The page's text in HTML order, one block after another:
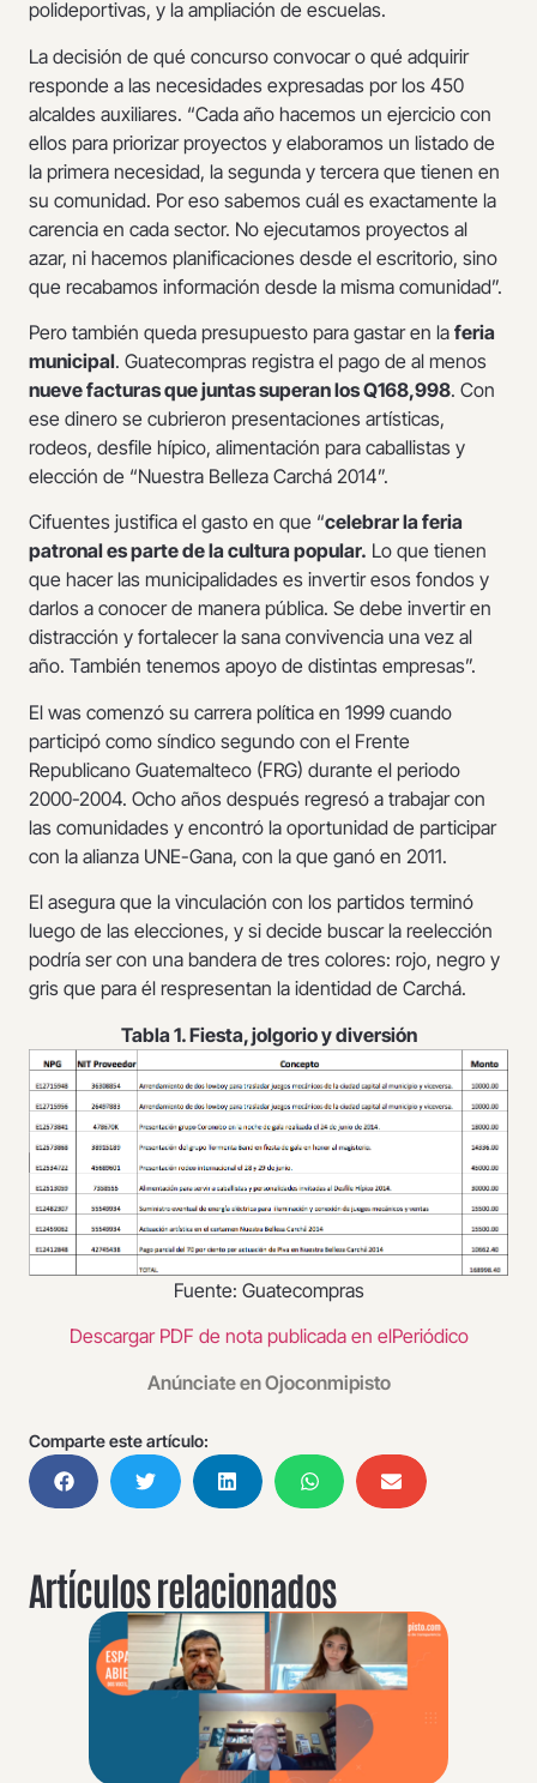
polideportivas, y la ampliación de escuelas.
La decisión de qué concurso convocar o qué adquirir
responde a las necesidades expresadas por los 450
alcaldes auxiliares. “Cada año hacemos un ejercicio con
ellos para priorizar proyectos y elaboramos un listado de
la primera necesidad, la segunda y tercera que tienen en
su comunidad. Por eso sabemos cuál es exactamente la
carencia en cada sector. No ejecutamos proyectos al
azar, ni hacemos planificaciones desde el escritorio, sino
que recabamos información desde la misma comunidad”.
Pero también queda presupuesto para gastar en la feria
municipal. Guatecompras registra el pago de al menos
nueve facturas que juntas superan los Q168,998. Con
ese dinero se cubrieron presentaciones artísticas,
rodeos, desfile hípico, alimentación para caballistas y
elección de “Nuestra Belleza Carchá 2014”.
Cifuentes justifica el gasto en que “celebrar la feria
patronal es parte de la cultura popular. Lo que tienen
que hacer las municipalidades es invertir esos fondos y
darlos a conocer de manera pública. Se debe invertir en
distracción y fortalecer la sana convivencia una vez al
año. También tenemos apoyo de distintas empresas”.
El was comenzó su carrera política en 1999 cuando
participó como síndico segundo con el Frente
Republicano Guatemalteco (FRG) durante el periodo
2000-2004. Ocho años después regresó a trabajar con
las comunidades y encontró la oportunidad de participar
con la alianza UNE-Gana, con la que ganó en 2011.
El asegura que la vinculación con los partidos terminó
luego de las elecciones, y si decide buscar la reelección
podría ser con una bandera de tres colores: rojo, negro y
gris que para él respresentan la identidad de Carchá.
Tabla 1. Fiesta, jolgorio y diversión
Fuente: Guatecompras
Descargar PDF de nota publicada en elPeriódico
Anúnciate en Ojoconmipisto
Comparte este artículo:
Artículos relacionados